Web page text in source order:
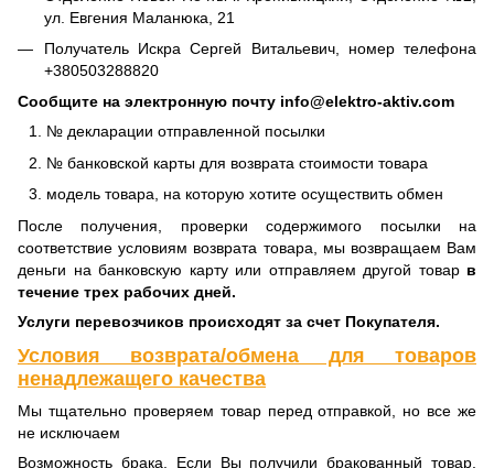
ул. Евгения Маланюка, 21
Получатель Искра Сергей Витальевич, номер телефона
+380503288820
Сообщите на электронную почту info@elektro-aktiv.com
№ декларации отправленной посылки
№ банковской карты для возврата стоимости товара
модель товара, на которую хотите осуществить обмен
После получения, проверки содержимого посылки на
соответствие условиям возврата товара, мы возвращаем Вам
деньги на банковскую карту или отправляем другой товар в
течение трех рабочих дней.
Услуги перевозчиков происходят за счет Покупателя.
Условия возврата/обмена для товаров
ненадлежащего качества
Мы тщательно проверяем товар перед отправкой, но все же
не исключаем
Возможность брака. Если Вы получили бракованный товар,